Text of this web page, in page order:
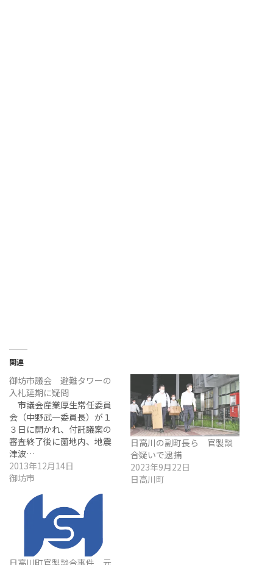
関連
御坊市議会 避難タワーの
入札延期に疑問
市議会産業厚生常任委員
会（中野武一委員長）が１
３日に開かれ、付託議案の
審査終了後に薗地内、地震
津波…
2013年12月14日
御坊市
日高川の副町長ら 官製談
合疑いで逮捕
2023年9月22日
日高川町
日高川町官製談合事件 元